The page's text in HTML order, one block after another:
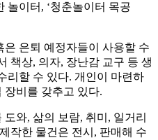
놀이터, ‘청춘놀이터 목공
은퇴 예정자들이 사용할 수
책상, 의자, 장난감 교구 등 생
리할 수 있다. 개인이 마련하
장비를 갖추고 있다.
와, 삶의 보람, 취미, 일거리
작한 물건은 전시, 판매해 수